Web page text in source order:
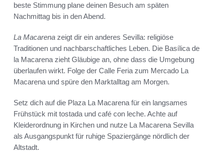
beste Stimmung plane deinen Besuch am späten
Nachmittag bis in den Abend.
La Macarena zeigt dir ein anderes Sevilla: religiöse
Traditionen und nachbarschaftliches Leben. Die Basílica de
la Macarena zieht Gläubige an, ohne dass die Umgebung
überlaufen wirkt. Folge der Calle Feria zum Mercado La
Macarena und spüre den Marktalltag am Morgen.
Setz dich auf die Plaza La Macarena für ein langsames
Frühstück mit tostada und café con leche. Achte auf
Kleiderordnung in Kirchen und nutze La Macarena Sevilla
als Ausgangspunkt für ruhige Spaziergänge nördlich der
Altstadt.